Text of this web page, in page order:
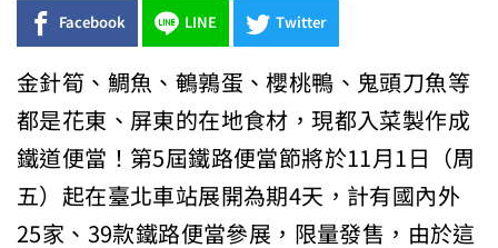
Facebook LINE Twitter
金針筍、鯛魚、鵪鶉蛋、櫻桃鴨、鬼頭刀魚等
都是花東、屏東的在地食材，現都入菜製作成
鐵道便當！第5屆鐵路便當節將於11月1日（周
五）起在臺北車站展開為期4天，計有國內外
25家、39款鐵路便當參展，限量發售，由於這